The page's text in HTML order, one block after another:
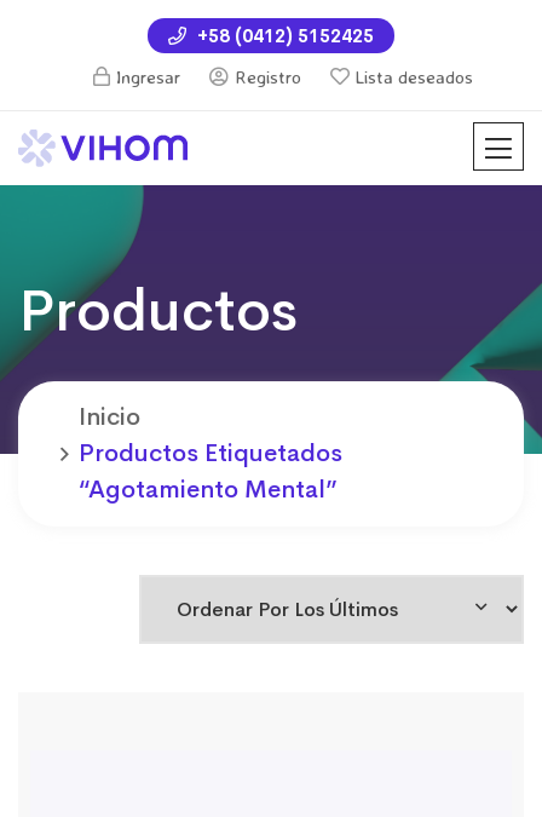
+58 (0412) 5152425
Ingresar
Registro Lista deseados
Productos
Inicio
Productos Etiquetados
“agotamiento Mental”